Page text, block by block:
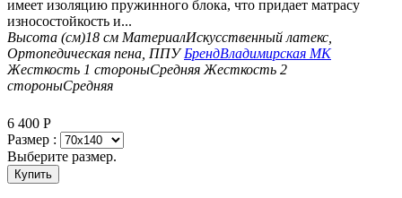
имеет изоляцию пружинного блока, что придает матрасу
износостойкость и...
Высота (см)18 см МатериалИскусственный латекс,
Ортопедическая пена, ППУ БрендВладимирская МК
Жесткость 1 стороныСредняя Жесткость 2
стороныСредняя
6 400 Р
Размер :
Выберите размер.
Купить